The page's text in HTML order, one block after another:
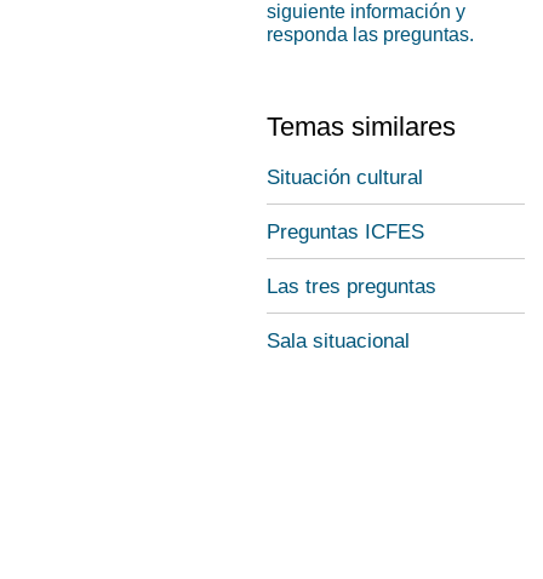
siguiente información y
responda las preguntas.
Temas similares
Situación cultural
Preguntas ICFES
Las tres preguntas
Sala situacional